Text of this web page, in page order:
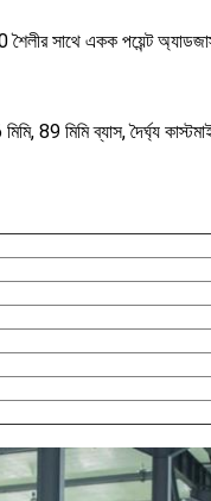
সাথে একক পয়েন্ট
89 মিমি ব্যাস, দৈর্ঘ্য